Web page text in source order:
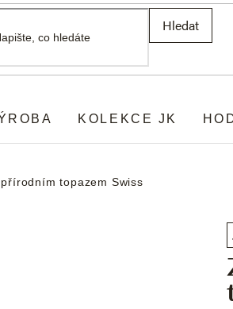
Hledat
KOLEKCE JK
topazem Swiss